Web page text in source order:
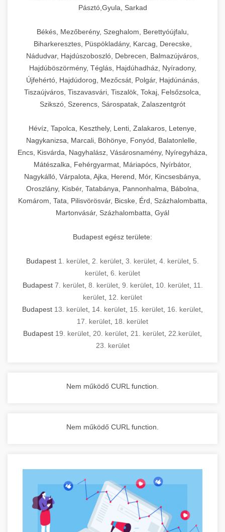
Pásztó,Gyula, Sarkad
Békés, Mezőberény, Szeghalom, Berettyóújfalu,
Biharkeresztes, Püspökladány, Karcag, Derecske,
Nádudvar, Hajdúszoboszló, Debrecen, Balmazújváros,
Hajdúböszörmény, Téglás, Hajdúhadház, Nyíradony,
Újfehértó, Hajdúdorog, Mezőcsát, Polgár, Hajdúnánás,
Tiszaújváros, Tiszavasvári, Tiszalök, Tokaj, Felsőzsolca,
Szikszó, Szerencs, Sárospatak, Zalaszentgrót
Hévíz, Tapolca, Keszthely, Lenti, Zalakaros, Letenye,
Nagykanizsa, Marcali, Böhönye, Fonyód, Balatonlelle,
Encs, Kisvárda, Nagyhalász, Vásárosnamény, Nyíregyháza,
Mátészalka, Fehérgyarmat, Máriapócs, Nyírbátor,
Nagykálló, Várpalota, Ajka, Herend, Mór, Kincsesbánya,
Oroszlány, Kisbér, Tatabánya, Pannonhalma, Bábolna,
Komárom, Tata, Pilisvörösvár, Bicske, Érd, Százhalombatta,
Martonvásár, Százhalombatta, Gyál
Budapest egész területe:
Budapest 1. kerület 2. kerület 3. kerület 4. kerület 5.
kerület 6. kerület
Budapest 7. kerület, 8. kerület, 9. kerület, 10. kerület, 11.
kerület 12. kerület
Budapest 13. kerület 14. kerület 15. kerület 16. kerület
17. kerület 18. kerület
Budapest 19. kerület 20. kerület 21. kerület 22.kerület
23. kerület
Nem működő CURL function.
Nem működő CURL function.